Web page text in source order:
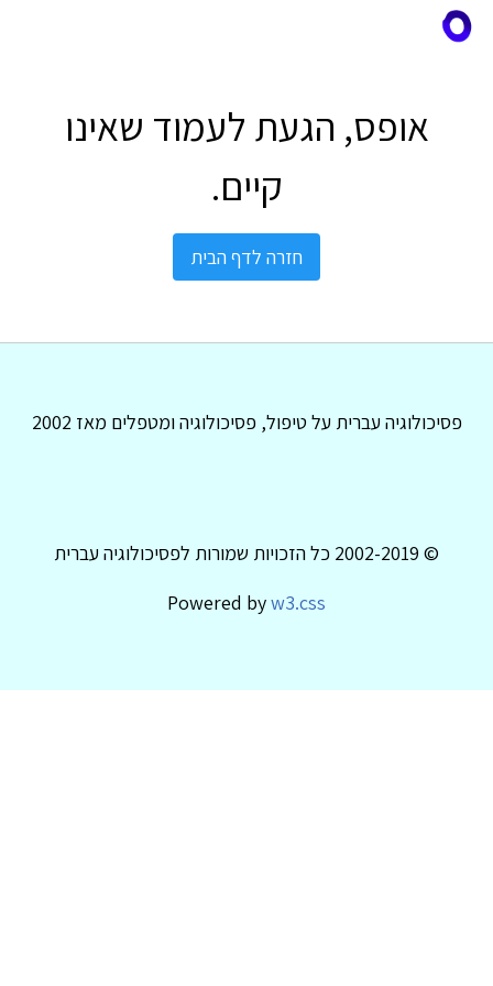
אופס, הגעת לעמוד שאינו
קיים.
חזרה לדף הבית
פסיכולוגיה עברית על טיפול, פסיכולוגיה ומטפלים מאז 2002
© 2002-2019 כל הזכויות שמורות לפסיכולוגיה עברית
Powered byw3.css